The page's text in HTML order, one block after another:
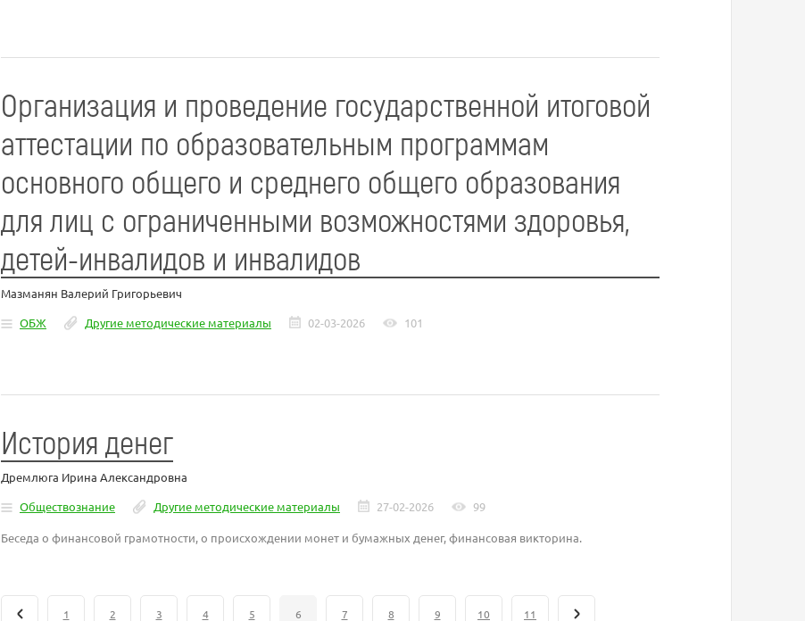
Организация и проведение государственной итоговой
аттестации по образовательным программам
основного общего и среднего общего образования
для лиц с ограниченными возможностями здоровья,
детей-инвалидов и инвалидов
Мазманян Валерий Григорьевич
ОБЖ
Другие методические материалы 02-03-2026 101
История денег
Дремлюга Ирина Александровна
Обществознание
Другие методические материалы 27-02-2026 99
Беседа о финансовой грамотности, о происхождении монет и бумажных денег, финансовая викторина.
1 2 3 4 5 6 7 8 9 10 11